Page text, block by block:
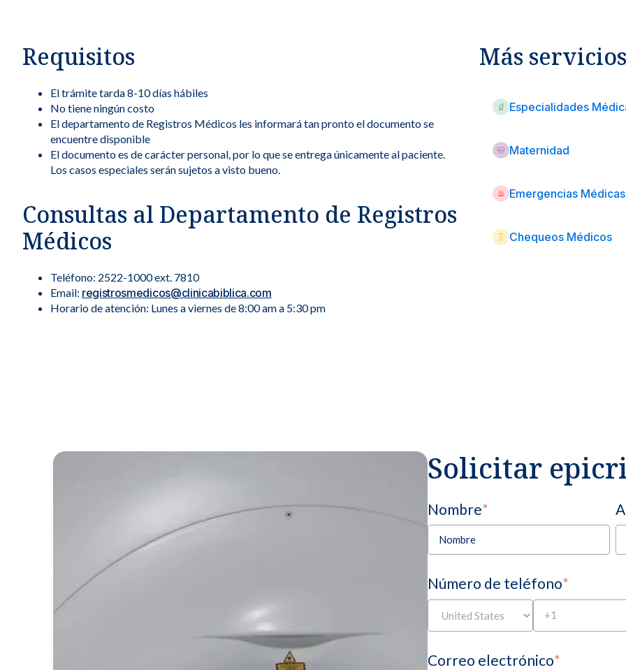
Requisitos
El trámite tarda 8-10 días hábiles
No tiene ningún costo
El departamento de Registros Médicos les informará tan pronto el documento se
encuentre disponible
El documento es de carácter personal, por lo que se entrega únicamente al paciente.
Los casos especiales serán sujetos a visto bueno.
Consultas al Departamento de Registros
Médicos
Teléfono: 2522-1000 ext. 7810
Email: registrosmedicos@clinicabiblica.com
Horario de atención: Lunes a viernes de 8:00 am a 5:30 pm
Más servicios
Especialidades
Maternidad
Emergencias Médicas
Chequeos Médicos
Solicitar
Nombre*
Número de teléfono*
Correo electrónico*